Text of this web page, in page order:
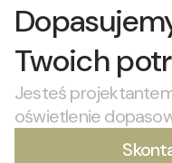
Twoich
Jesteś
oświetlenie